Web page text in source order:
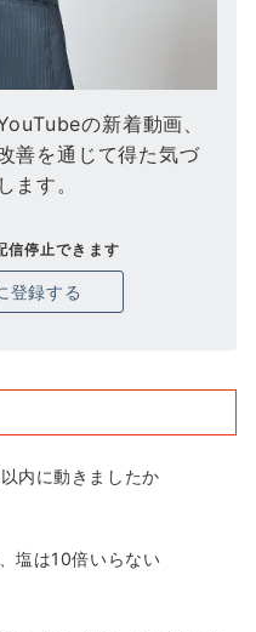
の新着動画、
善を通じて得た気づ
ます。
信停止できます
登録する
内に動きましたか
塩は10倍いらない